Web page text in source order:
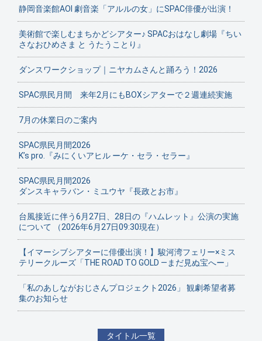
静岡音楽館AOI 劇音楽「アルルの女」にSPAC俳優が出演！
美術館で楽しむまちかどシアター♪ SPACおはなし劇場『ちい
さなおひめさま と うたうことり』
ダンスワークショップ｜ニヤカムさんと踊ろう！2026
SPAC県民月間 来年2月にもBOXシアターで２週連続実施
7月の休業日のご案内
SPAC県民月間2026
K’s pro.『みにくいアヒル ーケ・セラ・セラー』
SPAC県民月間2026
ダンスキャラバン・ミユウヤ『長政とお市』
台風接近に伴う6月27日、28日の『ハムレット』公演の実施
について （2026年6月27日09:30現在）
【イマーシブシアターに俳優出演！】駿河湾フェリー×ミス
テリークルーズ「THE ROAD TO GOLD ―まだ見ぬ宝へー」
「私のあしながおじさんプロジェクト2026」 観劇希望者募
集のお知らせ
タイトル一覧